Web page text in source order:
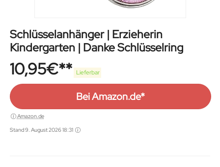
Schlüsselanhänger | Erzieherin
Kindergarten | Danke Schlüsselring
10,95€ Lieferbar
Bei Amazon.de*
Amazon.de
Stand 9. August 2026 18:31